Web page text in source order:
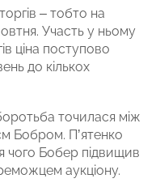
– тобто на
Участь у ньому
ціна поступово
до кількох
точилася між
Бобром. Пʼятенко
чого Бобер підвищив
аукціону.